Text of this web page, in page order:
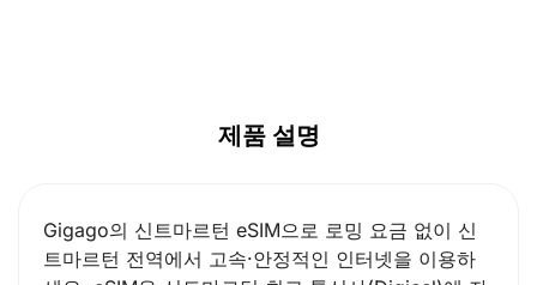
제품 설명
Gigago의 신트마르턴 eSIM으로 로밍 요금 없이 신
트마르턴 전역에서 고속·안정적인 인터넷을 이용하